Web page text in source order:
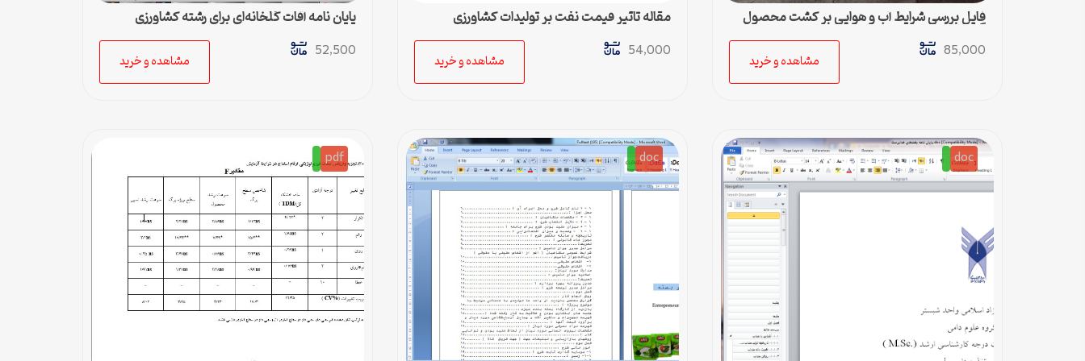
فایل بررسی شرایط آب و هوایی بر کشت محصول
گندم
85,000
مشاهده و خرید
مقاله تاثیر قیمت نفت بر تولیدات کشاورزی
54,000
مشاهده و خرید
پایان نامه آفات گلخانه‌ای برای رشته کشاورزی
52,500
مشاهده و خرید
doc
doc
pdf